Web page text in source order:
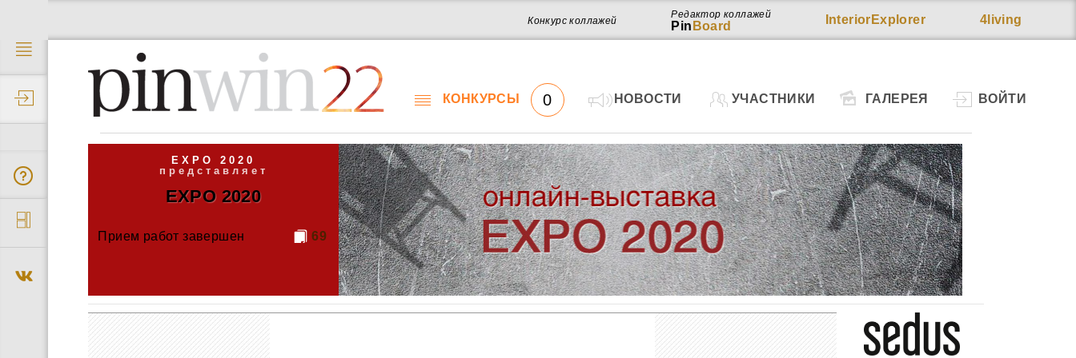
4living
InteriorExplorer
Редактор коллажей
Pin Board
Конкурс коллажей
22 КОНКУРСЫ 0 НОВОСТИ УЧАСТНИКИ ГАЛЕРЕЯ ВОЙТИ
EXPO 2020
представляет
EXPO 2020
Прием работ завершен 69
Работ